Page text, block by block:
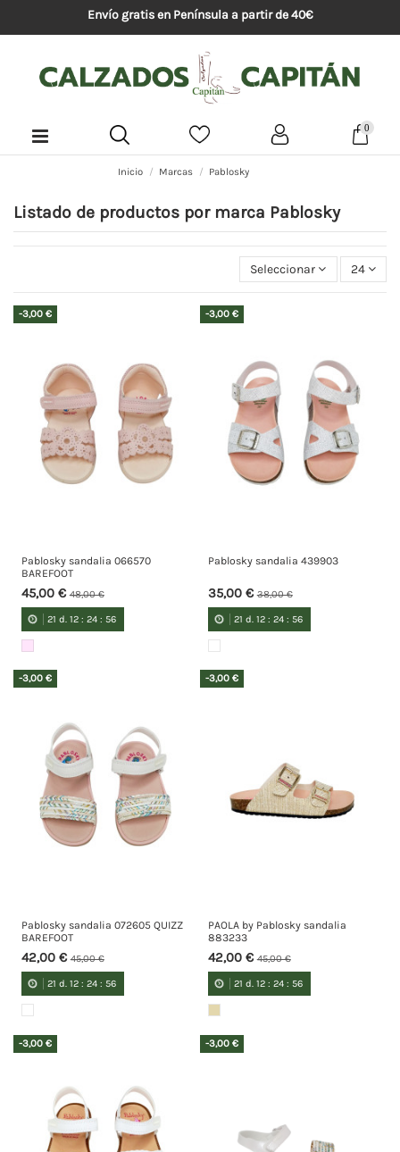
Envío gratis en Península a partir de 40€
0
Inicio Marcas Pablosky
Listado de productos por marca Pablosky
Seleccionar 24
-3,00 €
Pablosky sandalia 066570
BAREFOOT
45,00 €48,00 €
21 d. 12 :24 :55
-3,00 €
Pablosky sandalia 439903
35,00 €38,00 €
21 d. 12 :24 :55
-3,00 €
Pablosky sandalia 072605 QUIZZ
BAREFOOT
42,00 €45,00 €
21 d. 12 :24 :55
-3,00 €
PAOLA by Pablosky sandalia
883233
42,00 €45,00 €
21 d. 12 :24 :55
-3,00 € -3,00 €